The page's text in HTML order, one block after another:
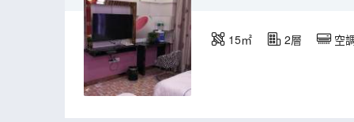
15㎡ 2層 空